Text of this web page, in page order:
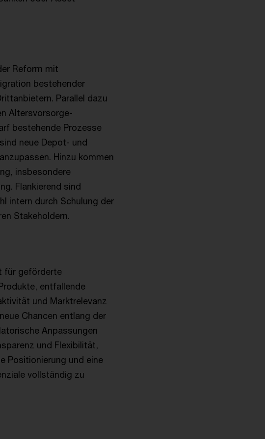
Reform mit
bestehender
Parallel dazu
Altersvorsorge-
bestehende Prozesse
neue Depot- und
Hinzu kommen
insbesondere
Flankierend sind
intern durch Schulung der
Stakeholdern.
für geförderte
entfallende
und Marktrelevanz
Chancen entlang der
Anpassungen
und Flexibilität,
Positionierung und eine
vollständig zu